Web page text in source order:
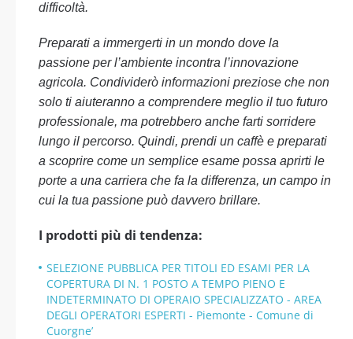
difficoltà.
Preparati a immergerti in un mondo dove la
passione per l’ambiente incontra l’innovazione
agricola. Condividerò informazioni preziose che non
solo ti aiuteranno a comprendere meglio il tuo futuro
professionale, ma potrebbero anche farti sorridere
lungo il percorso. Quindi, prendi un caffè e preparati
a scoprire come un semplice esame possa aprirti le
porte a una carriera che fa la differenza, un campo in
cui la tua passione può davvero brillare.
I prodotti più di tendenza:
SELEZIONE PUBBLICA PER TITOLI ED ESAMI PER LA
COPERTURA DI N. 1 POSTO A TEMPO PIENO E
INDETERMINATO DI OPERAIO SPECIALIZZATO - AREA
DEGLI OPERATORI ESPERTI - Piemonte - Comune di
Cuorgne’